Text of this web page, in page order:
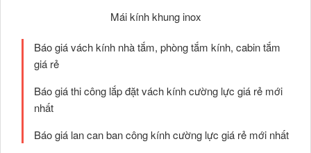
Mái kính khung inox
Báo giá vách kính nhà tắm, phòng tắm kính, cabin tắm
giá rẻ
Báo giá thi công lắp đặt vách kính cường lực giá rẻ mới
nhất
Báo giá lan can ban công kính cường lực giá rẻ mới nhất